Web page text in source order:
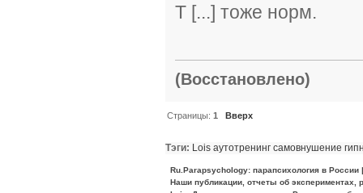
T [...] тоже норм.
(Восстановлено)
Страницы:1 Вверх
Тэги: Lois аутотренинг самовнушение
Ru.Parapsychology: парапсихология в
Наши публикации, отчеты об экспериментах,